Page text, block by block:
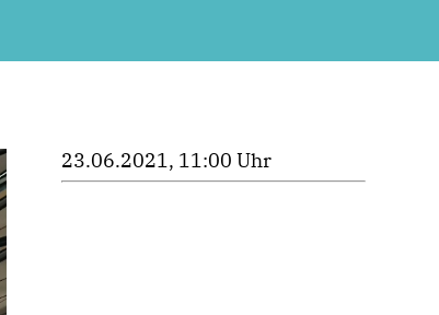
23.06.2021, 11:00 Uhr